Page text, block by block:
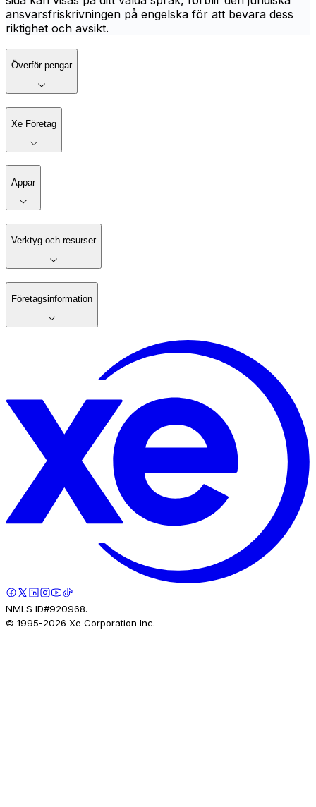
ansvarsfriskrivningen på engelska för att bevara dess
riktighet och avsikt.
Överför pengar
Xe Företag
Appar
Verktyg och resurser
Företagsinformation
NMLS ID#920968.
© 1995-2026 Xe Corporation Inc.